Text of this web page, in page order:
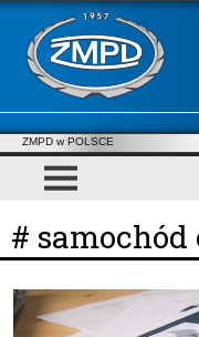
ZMPD w POLSCE
#